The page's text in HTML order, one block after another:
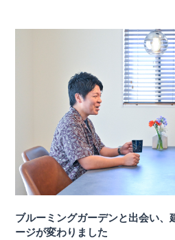
ブルーミングガーデンと出会い、
ージが変わりました